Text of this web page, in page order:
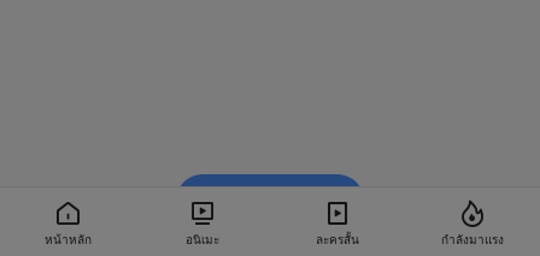
หน้าหลัก อนิเมะ ละครสั้น กำลังมาแรง
รับชมใน BiliBili